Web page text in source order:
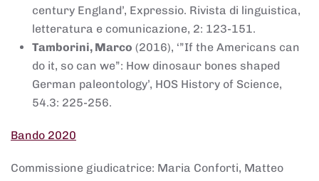
century England’, Expressio. Rivista di linguistica,
letteratura e comunicazione, 2: 123-151.
Tamborini, Marco (2016), ‘”If the Americans can
do it, so can we”: How dinosaur bones shaped
German paleontology’, HOS History of Science,
54.3: 225-256.
Bando 2020
Commissione giudicatrice: Maria Conforti, Matteo